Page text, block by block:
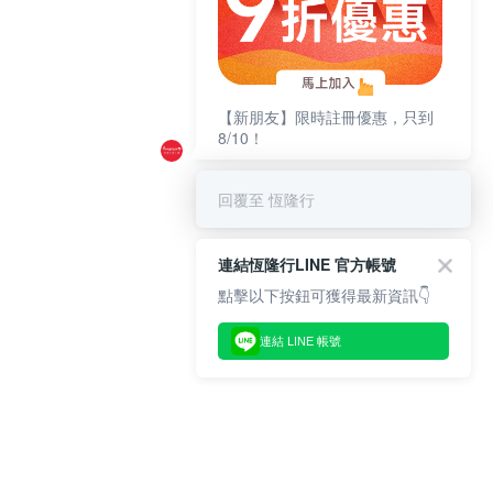
【新朋友】限時註冊優惠，只到
8/10！
回覆至 恆隆行
連結恆隆行LINE 官方帳號
點擊以下按鈕可獲得最新資訊👇
連結 LINE 帳號